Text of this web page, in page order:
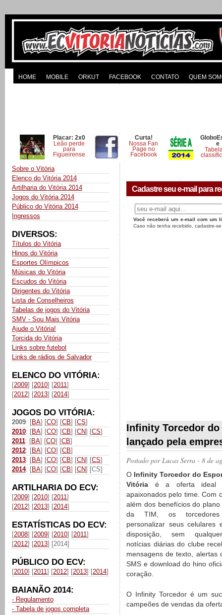
HOME MOBILE ORKUT FACEBOOK CONTATO QUEM
Placar: 2x0
Leão perde
para
Figueirense
Curta!
Nossa Fan
Page no
Facebook
e
Sobre o Vitória
Elenco do Vitória 2014
Artilharia do Vitória 2014
Jogos do Vitória 2014
Público do Vitória 2014
Ingressos
DIVERSOS:
Títulos do Vitória
Hinos do Vitória
Esportes Olímpicos
Músicas do Vitória
Escudos do Vitória
Dirigentes do Vitória
Lista de Conselheiros
Tabelas de jogos do Vitória
SMV - Sou Mais Vitória
Ajude o Vitória!
Torcida do Vitória
Links sobre futebol
Links de rádios de Salvador
ELENCO DO VITÓRIA:
[2009] [2010] [2011]
[2012] [2013] [2014]
JOGOS DO VITÓRIA:
2009: [BA] [CO] [CB] [CS]
2010: [BA] [CO] [CB] [CN] [CS]
2011: [BA] [CO] [CB]
2012: [BA] [CO] [CB]
2013: [BA] [CO] [CB] [CN] [CS]
2014: [BA] [CO] [CB] [CN] [CS]
ARTILHARIA DO ECV:
[2009] [2010] [2011]
[2012] [2013] [2014]
ESTATÍSTICAS DO ECV:
[2008] [2009] [2010] [2011]
[2012] [2013] [2014]
PÚBLICO DO ECV:
[2010] [2011] [2012] [2013] [2014]
BAIANÃO 2014:
- Regulamento
- Tabela de jogos completa
Cadastre seu e-mail para
Você receberá um e-mail com um
Caso não tenha recebido, cadastre-
Infinity Torcedor
lançado pela
Postado porLucas Serra - 8 de
O Infinity Torcedor do
Vitória é a oferta ideal
apaixonados pelo time. Com
além dos benefícios do
da TIM, os torcedores
personalizar seus celulares
disposição, sem
notícias diárias do clube
mensagens de texto, alertas
SMS e download do hino
coração.
O Infinity Torcedor é um
campeões de vendas da